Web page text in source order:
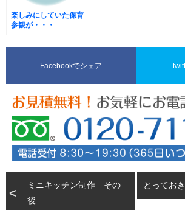
楽しみにしていた保育
参観が・・・
Facebookでシェア
ミニキッチン制作 その
後
とってお